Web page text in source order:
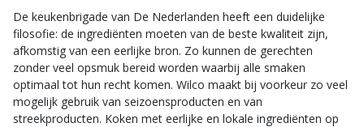
De keukenbrigade van De Nederlanden heeft een duidelijke
filosofie: de ingrediënten moeten van de beste kwaliteit zijn,
afkomstig van een eerlijke bron. Zo kunnen de gerechten
zonder veel opsmuk bereid worden waarbij alle smaken
optimaal tot hun recht komen. Wilco maakt bij voorkeur zo veel
mogelijk gebruik van seizoensproducten en van
streekproducten. Koken met eerlijke en lokale ingrediënten op